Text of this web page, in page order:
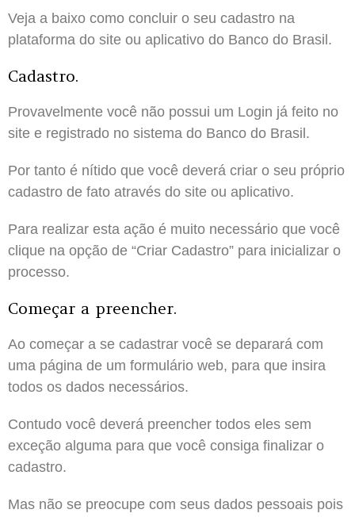
Veja a baixo como concluir o seu cadastro na
plataforma do site ou aplicativo do Banco do Brasil.
Cadastro.
Provavelmente você não possui um Login já feito no
site e registrado no sistema do Banco do Brasil.
Por tanto é nítido que você deverá criar o seu próprio
cadastro de fato através do site ou aplicativo.
Para realizar esta ação é muito necessário que você
clique na opção de “Criar Cadastro” para inicializar o
processo.
Começar a preencher.
Ao começar a se cadastrar você se deparará com
uma página de um formulário web, para que insira
todos os dados necessários.
Contudo você deverá preencher todos eles sem
exceção alguma para que você consiga finalizar o
cadastro.
Mas não se preocupe com seus dados pessoais pois